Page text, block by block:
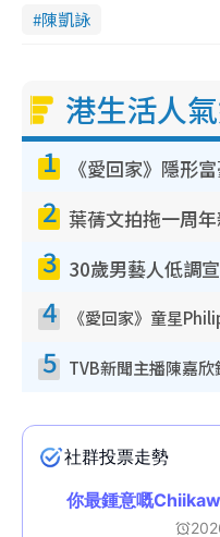
陳凱詠
港生活人
1
2
3
4
5